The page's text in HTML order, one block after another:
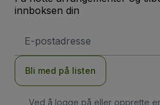
innboksen din
postadresse
Bli med på listen
Ved å logge på eller opprette